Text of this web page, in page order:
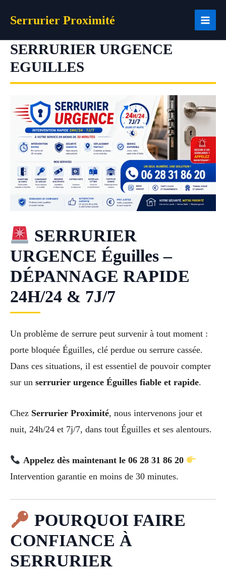
Serrurier Proximité
SERRURIER URGENCE
EGUILLES
SERRURIER
URGENCE Éguilles –
DÉPANNAGE RAPIDE
24H/24 & 7J/7
Un problème de serrure peut survenir à tout moment :
porte bloquée Éguilles, clé perdue ou serrure cassée.
Dans ces situations, il est essentiel de pouvoir compter
sur un serrurier urgence Éguilles fiable et rapide.
Chez Serrurier Proximité, nous intervenons jour et
nuit, 24h/24 et 7j/7, dans tout Éguilles et ses alentours.
Appelez dès maintenant le 06 28 31 86 20
Intervention garantie en moins de 30 minutes.
POURQUOI FAIRE
CONFIANCE À
SERRURIER